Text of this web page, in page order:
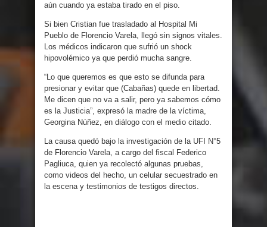
aún cuando ya estaba tirado en el piso.
Si bien Cristian fue trasladado al Hospital Mi
Pueblo de Florencio Varela, llegó sin signos vitales.
Los médicos indicaron que sufrió un shock
hipovolémico ya que perdió mucha sangre.
“Lo que queremos es que esto se difunda para
presionar y evitar que (Cabañas) quede en libertad.
Me dicen que no va a salir, pero ya sabemos cómo
es la Justicia”, expresó la madre de la víctima,
Georgina Núñez, en diálogo con el medio citado.
La causa quedó bajo la investigación de la UFI N°5
de Florencio Varela, a cargo del fiscal Federico
Pagliuca, quien ya recolectó algunas pruebas,
como videos del hecho, un celular secuestrado en
la escena y testimonios de testigos directos.